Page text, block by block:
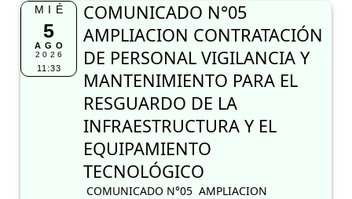
MIÉ
5
AGO
2026
11:33
COMUNICADO N°05
AMPLIACION CONTRATACIÓN
DE PERSONAL VIGILANCIA Y
MANTENIMIENTO PARA EL
RESGUARDO DE LA
INFRAESTRUCTURA Y EL
EQUIPAMIENTO
TECNOLÓGICO
COMUNICADO N°05 AMPLIACION